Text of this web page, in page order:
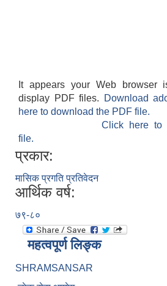
It appears your Web browser
display PDF files.
Download
here to download the PDF file.
Click here to
file.
प्रकार:
मासिक प्रगति प्रतिवेदन
आर्थिक वर्ष:
७९-८०
महत्वपूर्ण लिङ्क
SHRAMSANSAR